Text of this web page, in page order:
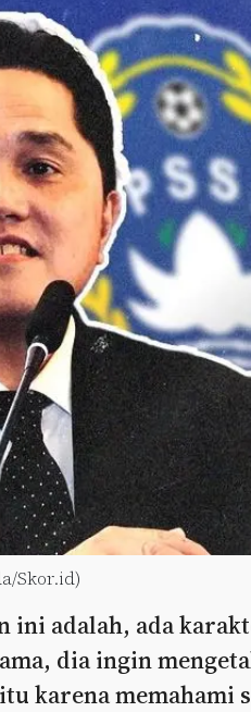
Skor.id)
ini adalah, ada
dia ingin
karena memahami